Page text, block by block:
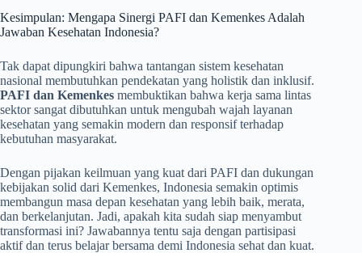
Kesimpulan: Mengapa Sinergi PAFI dan Kemenkes Adalah
Jawaban Kesehatan Indonesia?
Tak dapat dipungkiri bahwa tantangan sistem kesehatan
nasional membutuhkan pendekatan yang holistik dan inklusif.
PAFI dan Kemenkes membuktikan bahwa kerja sama lintas
sektor sangat dibutuhkan untuk mengubah wajah layanan
kesehatan yang semakin modern dan responsif terhadap
kebutuhan masyarakat.
Dengan pijakan keilmuan yang kuat dari PAFI dan dukungan
kebijakan solid dari Kemenkes, Indonesia semakin optimis
membangun masa depan kesehatan yang lebih baik, merata,
dan berkelanjutan. Jadi, apakah kita sudah siap menyambut
transformasi ini? Jawabannya tentu saja dengan partisipasi
aktif dan terus belajar bersama demi Indonesia sehat dan kuat.